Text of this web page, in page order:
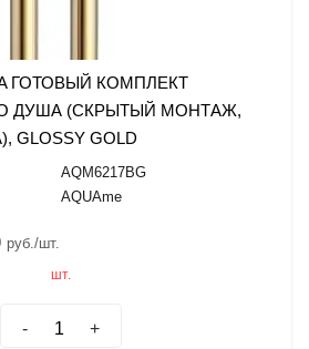
ГОТОВЫЙ КОМПЛЕКТ
ДУША (СКРЫТЫЙ МОНТАЖ,
GOLD
AQM6217BG
AQUAme
руб./шт.
шт.
- +